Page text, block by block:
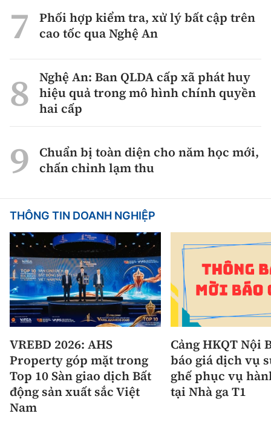
Phối hợp kiểm tra, xử lý bất cập trên
cao tốc qua Nghệ An
Nghệ An: Ban QLDA cấp xã phát huy
hiệu quả trong mô hình chính quyền
hai cấp
Chuẩn bị toàn diện cho năm học mới,
chấn chỉnh lạm thu
THÔNG TIN DOANH NGHIỆP
VREBD 2026: AHS
Property góp mặt trong
Top 10 Sàn giao dịch Bất
động sản xuất sắc Việt
Nam
Cảng HKQT Nội
báo giá dịch vụ
ghế phục vụ
tại Nhà ga T1